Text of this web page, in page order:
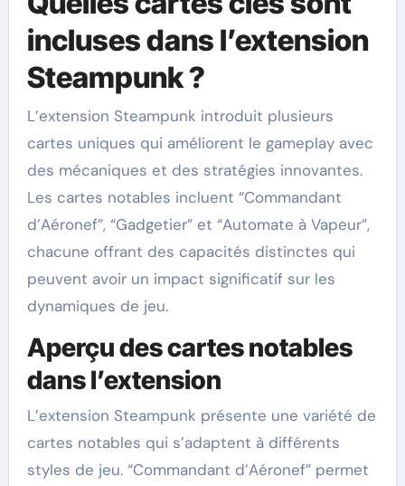
incluses dans l’extension
Steampunk ?
L’extension Steampunk introduit plusieurs
cartes uniques qui améliorent le gameplay avec
des mécaniques et des stratégies innovantes.
Les cartes notables incluent “Commandant
d’Aéronef”, “Gadgetier” et “Automate à Vapeur”,
chacune offrant des capacités distinctes qui
peuvent avoir un impact significatif sur les
dynamiques de jeu.
Aperçu des cartes notables
dans l’extension
L’extension Steampunk présente une variété de
cartes notables qui s’adaptent à différents
styles de jeu. “Commandant d’Aéronef” permet